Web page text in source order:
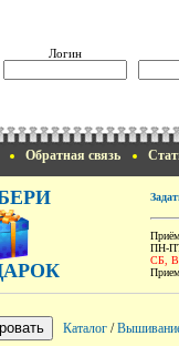
Логин
Обратная связь
ПН-
СБ,
Каталог /